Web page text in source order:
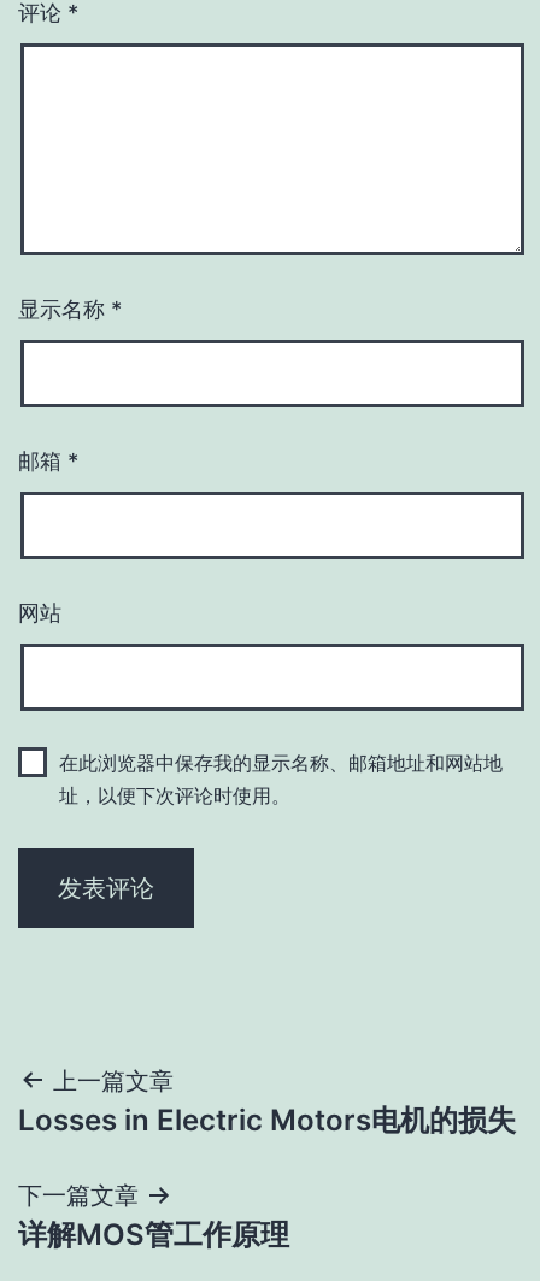
评论 *
显示名称 *
邮箱 *
网站
在此浏览器中保存我的显示名称、邮箱地址和网站地
址，以便下次评论时使用。
文
章
导
航
上一篇文章
Losses in Electric Motors电机的损失
下一篇文章
详解MOS管工作原理